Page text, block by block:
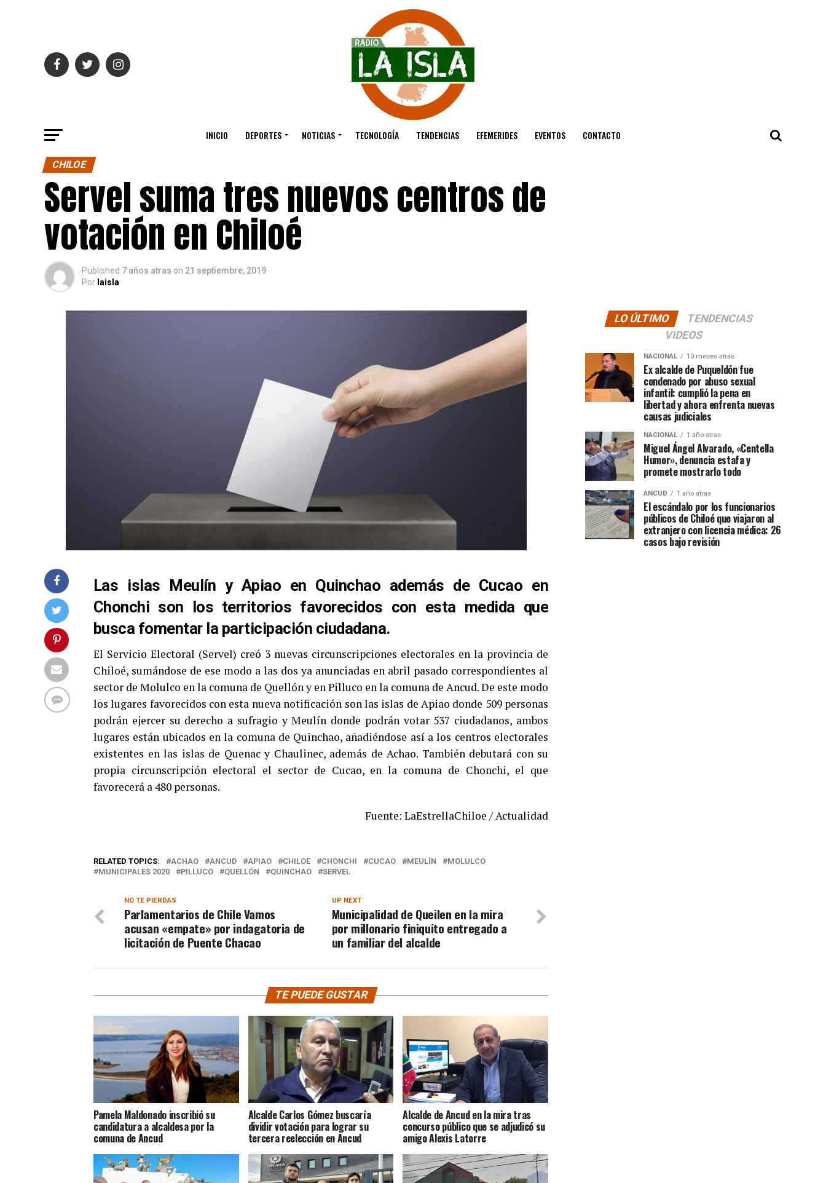
INICIO DEPORTES NOTICIAS TECNOLOGÍA TENDENCIAS EFEMERIDES EVENTOS CONTACTO
CHILOE
Servel suma tres nuevos centros de
votación en Chiloé
Published 7 años atras on 21 septiembre, 2019
Por laisla
Las islas Meulín y Apiao en Quinchao además de Cucao en
Chonchi son los territorios favorecidos con esta medida que
busca fomentar la participación ciudadana.
El Servicio Electoral (Servel) creó 3 nuevas circunscripciones electorales en la provincia de
Chiloé, sumándose de ese modo a las dos ya anunciadas en abril pasado correspondientes al
sector de Molulco en la comuna de Quellón y en Pilluco en la comuna de Ancud. De este modo
los lugares favorecidos con esta nueva notificación son las islas de Apiao donde 509 personas
podrán ejercer su derecho a sufragio y Meulín donde podrán votar 537 ciudadanos, ambos
lugares están ubicados en la comuna de Quinchao, añadiéndose así a los centros electorales
existentes en las islas de Quenac y Chaulinec, además de Achao. También debutará con su
propia circunscripción electoral el sector de Cucao, en la comuna de Chonchi, el que
favorecerá a 480 personas.
Fuente: LaEstrellaChiloe / Actualidad
RELATED TOPICS: ACHAO ANCUD APIAO CHILOE CHONCHI CUCAO MEULÍN
MOLULCO
MUNICIPALES 2020
PILLUCO QUELLÓN QUINCHAO SERVEL
UP NEXT
Municipalidad de Queilen en la mira
por millonario finiquito entregado a
un familiar del alcalde
NO TE PIERDAS
Parlamentarios de Chile Vamos
acusan «empate» por indagatoria de
licitación de Puente Chacao
TE PUEDE GUSTAR
Pamela Maldonado inscribió su
candidatura a alcaldesa por la
comuna de Ancud
Alcalde Carlos Gómez buscaría
dividir votación para lograr su
tercera reelección en Ancud
Alcalde de Ancud en la mira tras
concurso público que se adjudicó su
amigo Alexis Latorre
LO ÚLTIMO
TENDENCIAS
VIDEOS
NACIONAL 10 meses atras
Ex alcalde de Puqueldón fue
condenado por abuso sexual
infantil: cumplió la pena en
libertad y ahora enfrenta nuevas
causas judiciales
NACIONAL 1 año atras
Miguel Ángel Alvarado, «Centella
Humor», denuncia estafa y
promete mostrarlo todo
ANCUD 1 año atras
El escándalo por los funcionarios
públicos de Chiloé que viajaron al
extranjero con licencia médica: 26
casos bajo revisión